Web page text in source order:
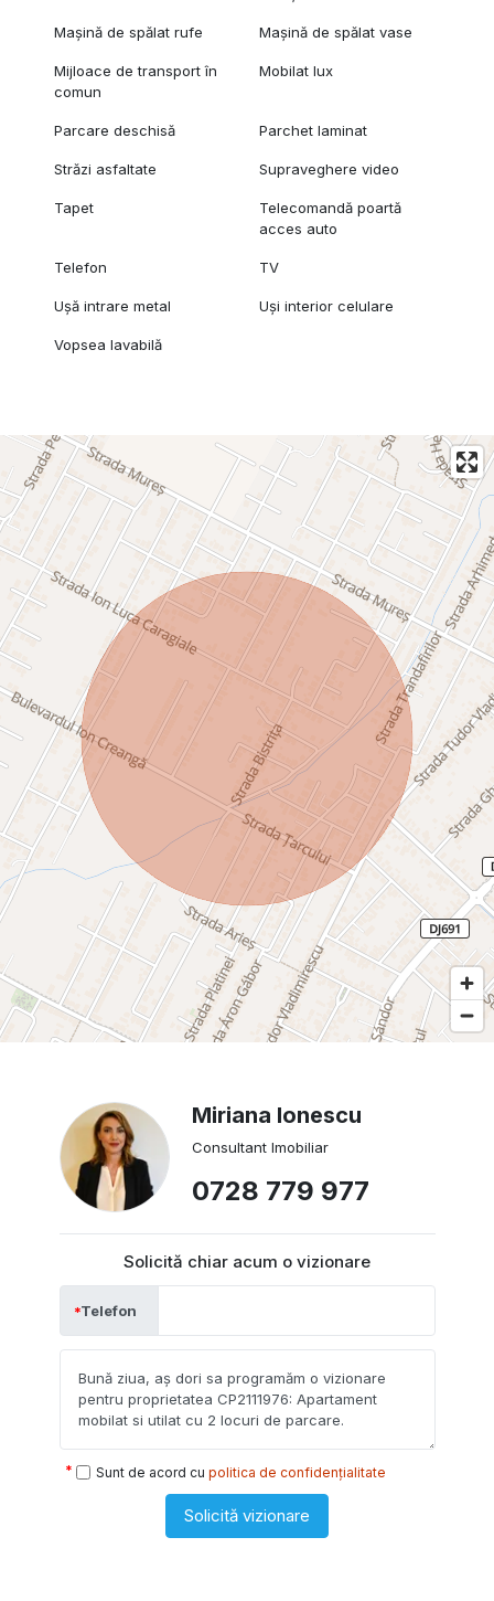
Mașină de spălat rufe Mașină de spălat vase
Mijloace de transport în
comun
Mobilat lux
Parcare deschisă Parchet laminat
Străzi asfaltate Supraveghere video
Tapet
Telecomandă poartă
acces auto
Telefon TV
Ușă intrare metal Uși interior celulare
Vopsea lavabilă
Miriana Ionescu
Consultant Imobiliar
0728 779 977
Solicită chiar acum o vizionare
Telefon
Sunt de acord cu politica de confidențialitate
Solicită vizionare